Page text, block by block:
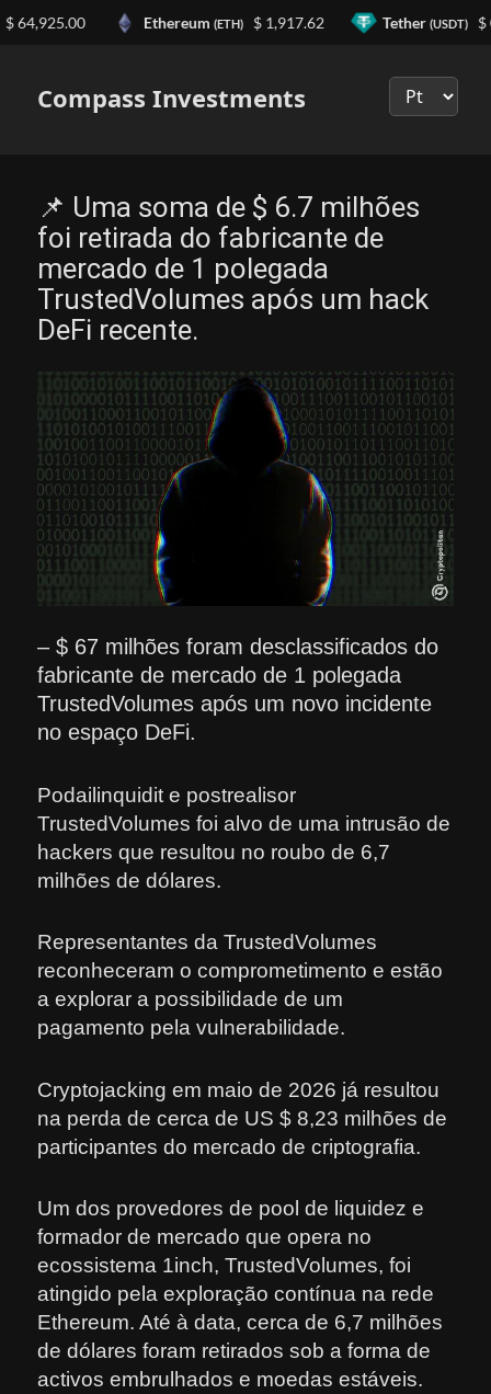
Compass Investments
📌 Uma soma de $ 6.7 milhões
foi retirada do fabricante de
mercado de 1 polegada
TrustedVolumes após um hack
DeFi recente.
– $ 67 milhões foram desclassificados do
fabricante de mercado de 1 polegada
TrustedVolumes após um novo incidente
no espaço DeFi.
Podailinquidit e postrealisor
TrustedVolumes foi alvo de uma intrusão de
hackers que resultou no roubo de 6,7
milhões de dólares.
Representantes da TrustedVolumes
reconheceram o comprometimento e estão
a explorar a possibilidade de um
pagamento pela vulnerabilidade.
Cryptojacking em maio de 2026 já resultou
na perda de cerca de US $ 8,23 milhões de
participantes do mercado de criptografia.
Um dos provedores de pool de liquidez e
formador de mercado que opera no
ecossistema 1inch, TrustedVolumes, foi
atingido pela exploração contínua na rede
Ethereum. Até à data, cerca de 6,7 milhões
de dólares foram retirados sob a forma de
activos embrulhados e moedas estáveis.
Ethereum(ETH) $ 1,917.62 Tether(USDT) $